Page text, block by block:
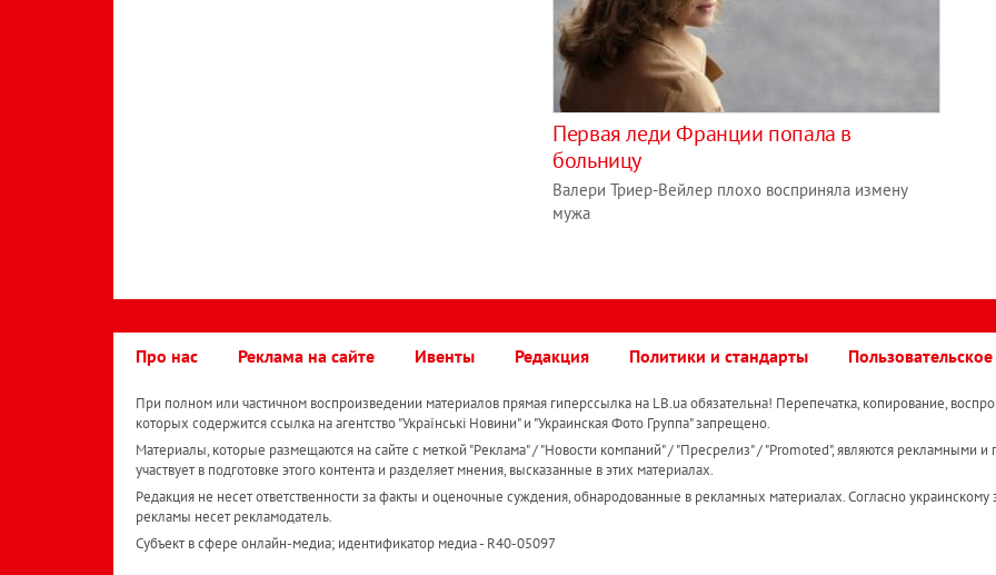
Первая леди Франции попала в
больницу
Валери Триер-Вейлер плохо восприняла измену
мужа
Про нас Реклама на сайте Ивенты Редакция Политики и стандарты
При полном или частичном воспроизведении материалов прямая гиперссылка на LB.ua обязательна! Перепечатка, копирование,
которых содержится ссылка на агентство "Українськi Новини" и "Украинская Фото Группа" запрещено.
Материалы, которые размещаются на сайте с меткой "Реклама" / "Новости компаний" / "Пресрелиз" / "Promoted", являются рекламными и
участвует в подготовке этого контента и разделяет мнения, высказанные в этих материалах.
Редакция не несет ответственности за факты и оценочные суждения, обнародованные в рекламных материалах. Согласно украинскому
рекламы несет рекламодатель.
Субъект в сфере онлайн-медиа; идентификатор медиа - R40-05097